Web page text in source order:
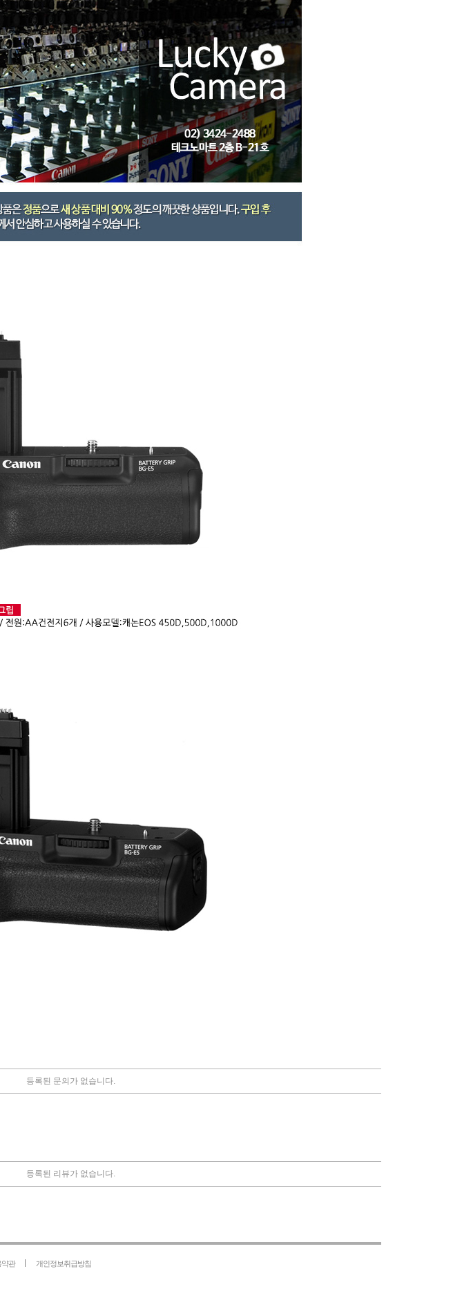
등록된 문의가 없습니다.
등록된 리뷰가 없습니다.
약관 개인정보취급방침